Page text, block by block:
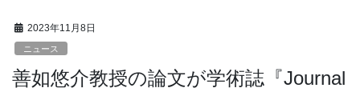
2023年11月8日
ニュース
善如悠介教授の論文が学術誌『Journal